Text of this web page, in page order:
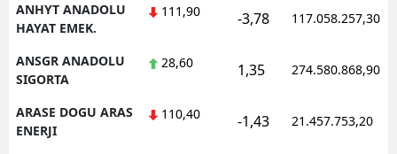
ANHYT ANADOLU
HAYAT EMEK.
111,90 -3,78 117.058.257,30
ANSGR ANADOLU
SIGORTA
28,60 1,35 274.580.868,90
ARASE DOGU ARAS
ENERJI
110,40 -1,43 21.457.753,20